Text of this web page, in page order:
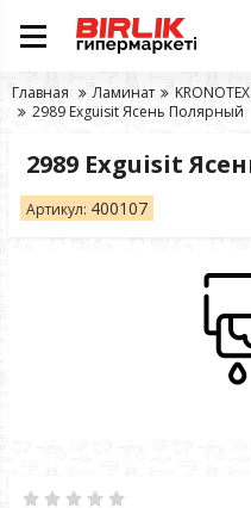
Главная Ламинат
2989 Exguisit Ясень Полярный
2989 Exguisit
Артикул: 400107